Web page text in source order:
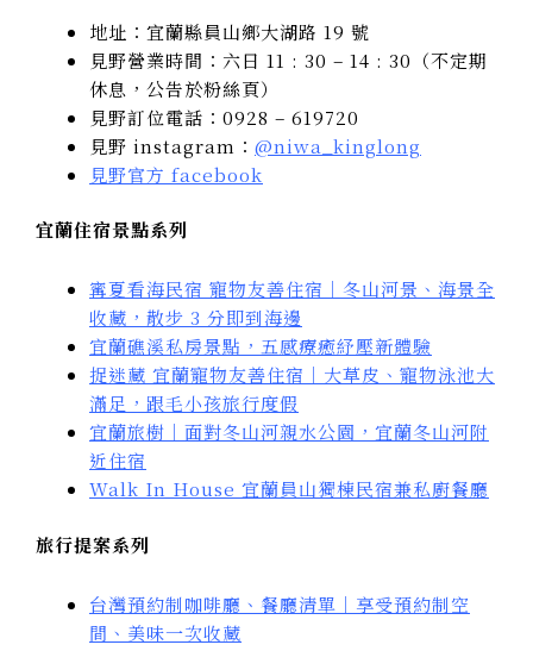
地址：宜蘭縣員山鄉大湖路 19 號
見野營業時間：六日 11 : 30 – 14 : 30（不定期
休息，公告於粉絲頁）
見野訂位電話：0928 – 619720
見野 instagram： @niwa_kinglong
見野官方 facebook
宜蘭住宿景點系列
寗夏看海民宿 寵物友善住宿｜冬山河景、海景全
收藏，散步 3 分即到海邊
宜蘭礁溪私房景點，五感療癒紓壓新體驗
捉迷藏 宜蘭寵物友善住宿｜大草皮、寵物泳池大
滿足，跟毛小孩旅行度假
宜蘭旅樹｜面對冬山河親水公園，宜蘭冬山河附
近住宿
Walk In House 宜蘭員山獨棟民宿兼私廚餐廳
旅行提案系列
台灣預約制咖啡廳、餐廳清單｜享受預約制空
間、美味一次收藏